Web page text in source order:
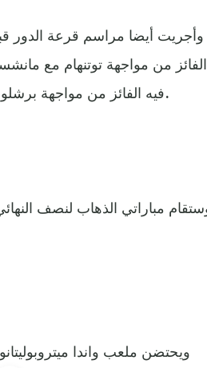
وأجريت أيضا مراسم قرعة الدور
الفائز من مواجهة توتنهام مع
فيه الفائز من مواجهة برشلونة مع مانشستر يونايتد مع الفائز من مواجهة ليفربول وبورتو.
ويحتضن ملعب واندا